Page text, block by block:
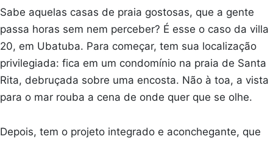
Sabe aquelas casas de praia gostosas, que a gente
passa horas sem nem perceber? É esse o caso da villa
20, em Ubatuba. Para começar, tem sua localização
privilegiada: fica em um condomínio na praia de Santa
Rita, debruçada sobre uma encosta. Não à toa, a vista
para o mar rouba a cena de onde quer que se olhe.
Depois, tem o projeto integrado e aconchegante, que